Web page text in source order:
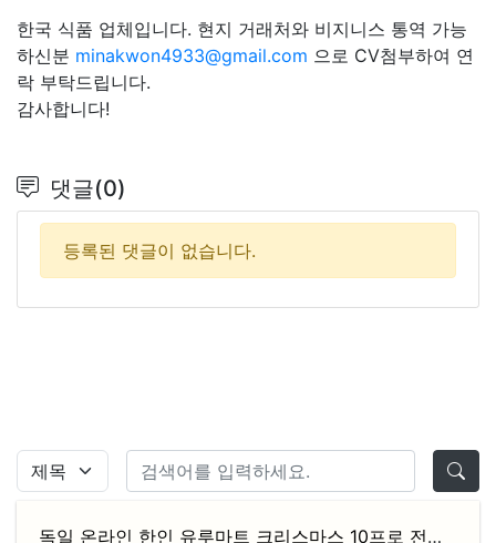
한국 식품 업체입니다. 현지 거래처와 비지니스 통역 가능
하신분 minakwon4933@gmail.com 으로 CV첨부하여 연
락 부탁드립니다.
감사합니다!
댓글(0)
등록된 댓글이 없습니다.
독일 온라인 한인 유루마트 크리스마스 10프로 전품목 할인 이벤트